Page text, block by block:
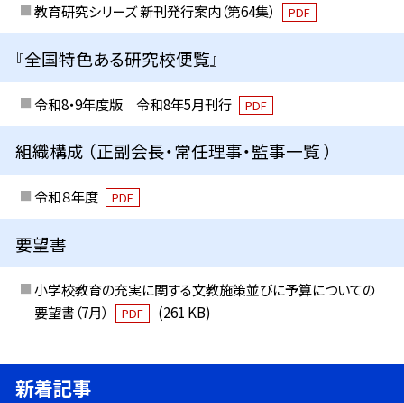
教育研究シリーズ 新刊発行案内（第64集） PDF
『全国特色ある研究校便覧』
令和8・9年度版 令和8年5月刊行 PDF
組織構成 （正副会長・常任理事・監事一覧 ）
令和８年度 PDF
要望書
小学校教育の充実に関する文教施策並びに予算についての
要望書（7月）
PDF (261 KB)
新着記事